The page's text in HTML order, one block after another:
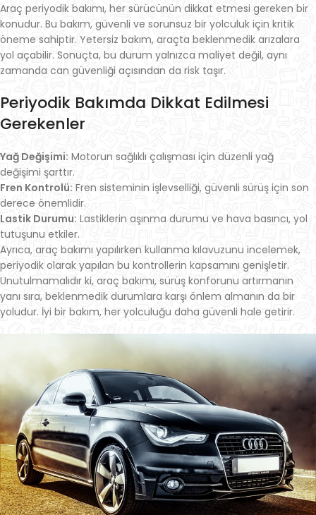
Araç periyodik bakımı, her sürücünün dikkat etmesi gereken bir
konudur. Bu bakım, güvenli ve sorunsuz bir yolculuk için kritik
öneme sahiptir. Yetersiz bakım, araçta beklenmedik arızalara
yol açabilir. Sonuçta, bu durum yalnızca maliyet değil, aynı
zamanda can güvenliği açısından da risk taşır.
Periyodik Bakımda Dikkat Edilmesi
Gerekenler
Yağ Değişimi: Motorun sağlıklı çalışması için düzenli yağ
değişimi şarttır.
Fren Kontrolü: Fren sisteminin işlevselliği, güvenli sürüş için son
derece önemlidir.
Lastik Durumu: Lastiklerin aşınma durumu ve hava basıncı, yol
tutuşunu etkiler.
Ayrıca, araç bakımı yapılırken kullanma kılavuzunu incelemek,
periyodik olarak yapılan bu kontrollerin kapsamını genişletir.
Unutulmamalıdır ki, araç bakımı, sürüş konforunu artırmanın
yanı sıra, beklenmedik durumlara karşı önlem almanın da bir
yoludur. İyi bir bakım, her yolculuğu daha güvenli hale getirir.